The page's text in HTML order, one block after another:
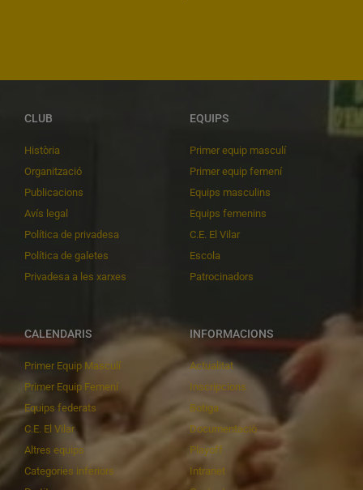
CLUB
Història
Organització
Publicacions
Avís legal
Política de privadesa
Política de galetes
Privadesa a les xarxes
EQUIPS
Primer equip masculí
Primer equip femení
Equips masculins
Equips femenins
C.E. El Vilar
Escola
Patrocinadors
CALENDARIS
Primer Equip Masculí
Primer Equip Femení
Equips federats
C.E. El Vilar
Altres equips
Categories inferiors
INFORMACIONS
Actualitat
Inscripcions
Botiga
Documentació
Playoff
Intranet